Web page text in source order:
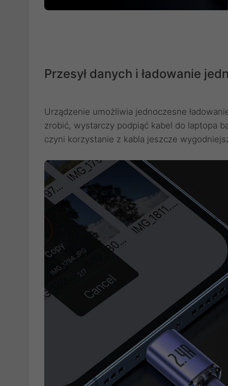
Przesył danych i ładowanie
Urządzenie umożliwia jednoczesne
zrobić, wystarczy podpiąć kabel do laptopa
czyni korzystanie z kabla jeszcze